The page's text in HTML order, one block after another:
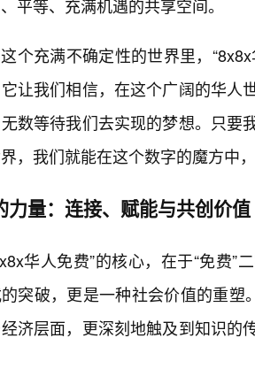
平等、充满机遇的共享空间。
个充满不确定性的世界里，
让我们相信，在这个广阔的华人
数等待我们去实现的梦想。只要
，我们就能在这个数字的魔方中
力量：连接、赋能与共创价值
华人免费”的核心，在于“免费
突破，更是一种社会价值的重塑
济层面，更深刻地触及到知识的